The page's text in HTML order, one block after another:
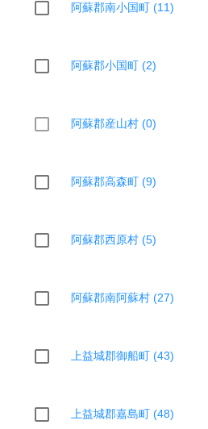
阿蘇郡南小国町 (11)
阿蘇郡小国町 (2)
阿蘇郡産山村 (0)
阿蘇郡高森町 (9)
阿蘇郡西原村 (5)
阿蘇郡南阿蘇村 (27)
上益城郡御船町 (43)
上益城郡嘉島町 (48)